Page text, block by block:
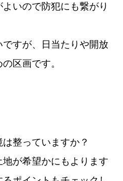
いので防犯にも繋がり
すが、日当たりや開放
区画です。
整っていますか？
が希望かにもよります